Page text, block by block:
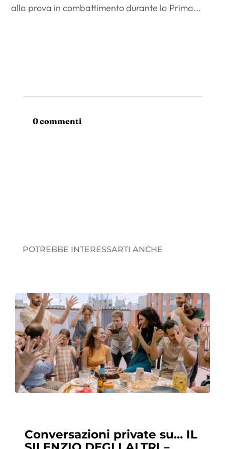
alla prova in combattimento durante la Prima...
0 commenti
POTREBBE INTERESSARTI ANCHE
Conversazioni private su… IL